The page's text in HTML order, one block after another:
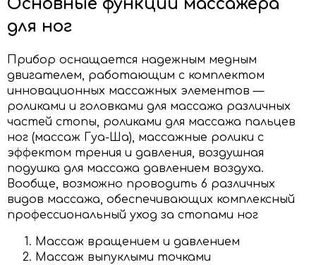
Основные функции массажёра
для ног
Прибор оснащается надежным медным
двигателем, работающим с комплектом
инновационных массажных элементов —
роликами и головками для массажа различных
частей стопы, роликами для массажа пальцев
ног (массаж Гуа-Ша), массажные ролики с
эффектом трения и давления, воздушная
подушка для массажа давлением воздуха.
Вообще, возможно проводить 6 различных
видов массажа, обеспечивающих комплексный
профессиональный уход за стопами ног
Массаж вращением и давлением
Массаж выпуклыми точками